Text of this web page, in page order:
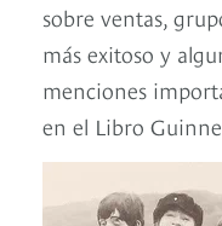
sobre ventas,
más exitoso y
menciones
en el Libro